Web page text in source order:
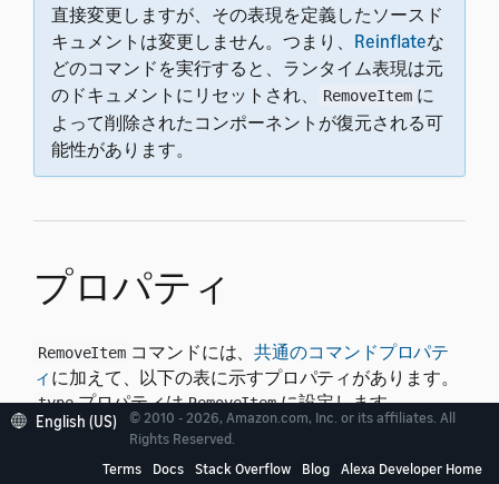
直接変更しますが、その表現を定義したソースド
キュメントは変更しません。つまり、 Reinflateな
どのコマンドを実行すると、ランタイム表現は元
のドキュメントにリセットされ、
RemoveItem に
よって削除されたコンポーネントが復元される可
能性があります。
プロパティ
RemoveItem コマンドには、共通のコマンドプロパテ
ィ に加えて、以下の表に示すプロパティがあります。
type プロパティは RemoveItem に設定します。
コマンドを実行するために値が必要なプロパティの場
合、以下の表の「デフォルト」列に「必須」と表示さ
English (US)
© 2010 - 2026, Amazon.com, Inc. or its affiliates. All
Rights Reserved.
Terms
Docs Stack Overflow Blog Alexa Developer Home